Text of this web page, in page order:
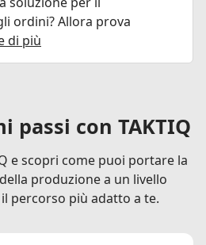
ordini? Allora prova
di più
passi con TAKTIQ
e scopri come puoi portare la
produzione a un livello
percorso più adatto a te.